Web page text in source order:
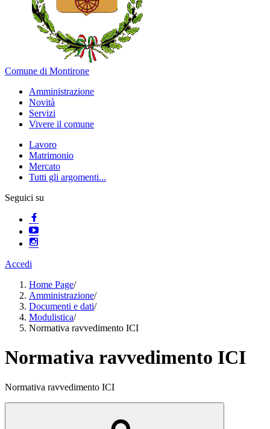
Comune di Montirone
Amministrazione
Novità
Servizi
Vivere il comune
Lavoro
Matrimonio
Mercato
Tutti gli argomenti...
Seguici su
Accedi
Home Page/
Amministrazione/
Documenti e dati/
Modulistica/
Normativa ravvedimento ICI
Normativa ravvedimento ICI
Normativa ravvedimento ICI